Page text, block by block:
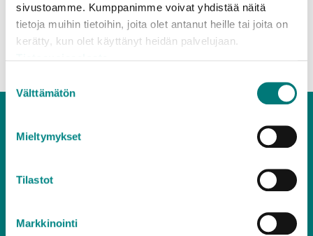
sivustoamme. Kumppanimme voivat yhdistää näitä
tietoja muihin tietoihin, joita olet antanut heille tai joita on
kerätty, kun olet käyttänyt heidän palvelujaan.
valinta
Välttämätön
Mieltymykset
Tilastot
Markkinointi
mellanrum.
020 637 7000